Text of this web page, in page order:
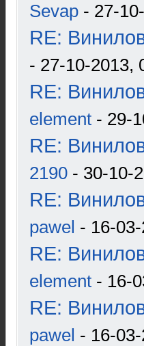
Sevap - 27-
RE:
- 27-10-2013,
RE:
element - 29-
RE:
2190 - 30-10-
RE:
pawel - 16-
RE:
element - 16-
RE:
pawel - 16-